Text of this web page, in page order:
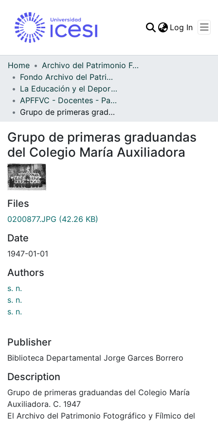
Log In
Home
Archivo del Patrimonio Fotográfico y Fílmico del Valle del Cauca
Fondo Archivo del Patrimonio Fotográfico y Fílmico del Valle del Cauca
La Educación y el Deporte
APFFVC - Docentes - Patrimonial
Grupo de primeras graduandas del Colegio María Auxiliadora
Grupo de primeras graduandas
del Colegio María Auxiliadora
Files
0200877.JPG (42.26 KB)
Date
1947-01-01
Authors
s. n.
s. n.
s. n.
Publisher
Biblioteca Departamental Jorge Garces Borrero
Description
Grupo de primeras graduandas del Colegio María
Auxiliadora. C. 1947
El Archivo del Patrimonio Fotográfico y Fílmico del